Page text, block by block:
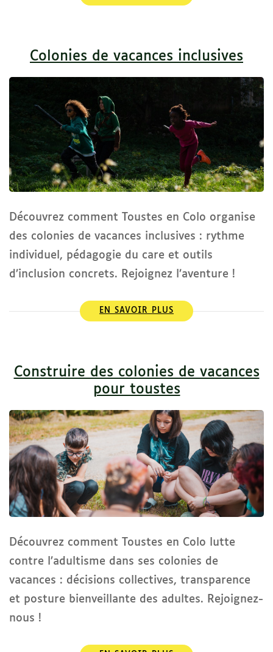
Colonies de vacances inclusives
Découvrez comment Toustes en Colo organise
des colonies de vacances inclusives : rythme
individuel, pédagogie du care et outils
d’inclusion concrets. Rejoignez l’aventure !
EN SAVOIR PLUS
Construire des colonies de vacances
pour toustes
Découvrez comment Toustes en Colo lutte
contre l’adultisme dans ses colonies de
vacances : décisions collectives, transparence
et posture bienveillante des adultes. Rejoignez-
nous !